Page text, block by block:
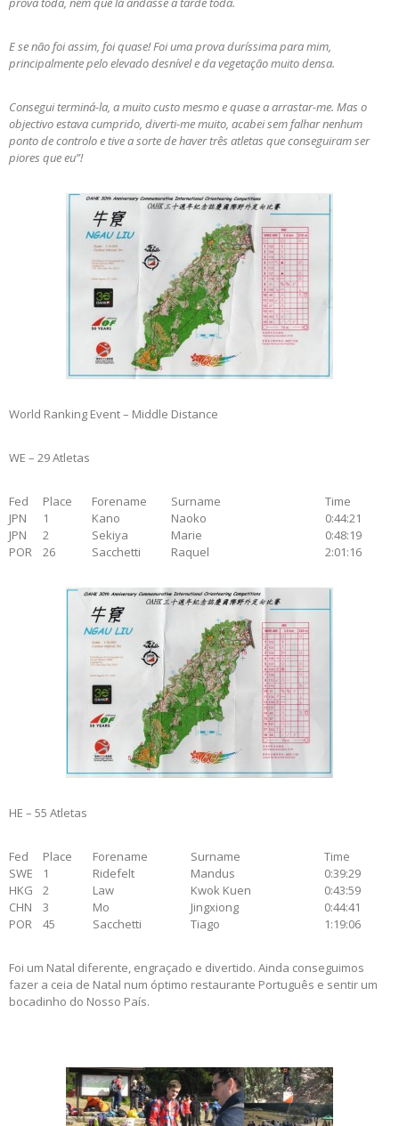
E se não foi assim, foi quase! Foi uma prova duríssima para mim,
principalmente pelo elevado desnível e da vegetação muito densa.
Consegui terminá-la, a muito custo mesmo e quase a arrastar-me. Mas o
objectivo estava cumprido, diverti-me muito, acabei sem falhar nenhum
ponto de controlo e tive a sorte de haver três atletas que conseguiram ser
piores que eu”!
World Ranking Event – Middle Distance
WE – 29 Atletas
Fed Place Forename Surname
Time
JPN
1 Kano Naoko
0:44:21
JPN
2 Sekiya Marie
0:48:19
POR
26 Sacchetti Raquel 2:01:16
HE – 55 Atletas
Fed Place Forename Surname
Time
SWE
1 Ridefelt Mandus
0:39:29
HKG
2 Law Kwok Kuen
0:43:59
CHN
3 Mo Jingxiong
0:44:41
POR
45 Sacchetti Tiago 1:19:06
Foi um Natal diferente, engraçado e divertido. Ainda conseguimos
fazer a ceia de Natal num óptimo restaurante Português e sentir um
bocadinho do Nosso País.